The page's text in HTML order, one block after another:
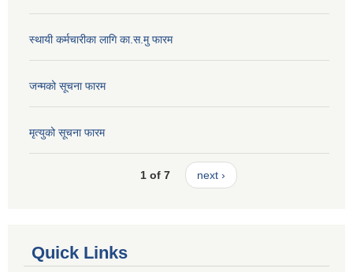
स्थायी कर्मचारीका लागि का.स.मु फारम
जन्मको सूचना फारम
मृत्युको सूचना फारम
1 of 7 next ›
Quick Links